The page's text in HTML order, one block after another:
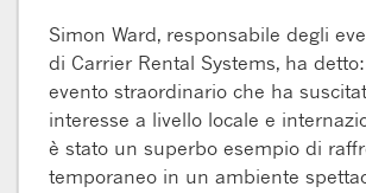
Simon Ward, responsabile degli
di Carrier Rental Systems, ha
evento straordinario che ha
interesse a livello locale e
è stato un superbo esempio di
temporaneo in un ambiente